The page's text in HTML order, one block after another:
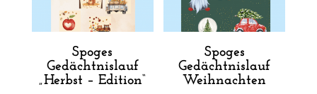
Spoges
Gedächtnislauf
„Herbst – Edition“
Spoges
Gedächtnislauf
Weihnachten